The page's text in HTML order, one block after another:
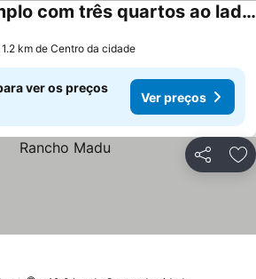
Apartamento amplo com três quartos ao lado da Avenida da Moda
km de Centro da cidade
ver os preços
Ver preços
Partilhar